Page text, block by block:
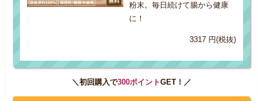
粉末。毎日続けて腸から健康
に！
3317 円(税抜)
＼初回購入で300ポイントGET！／